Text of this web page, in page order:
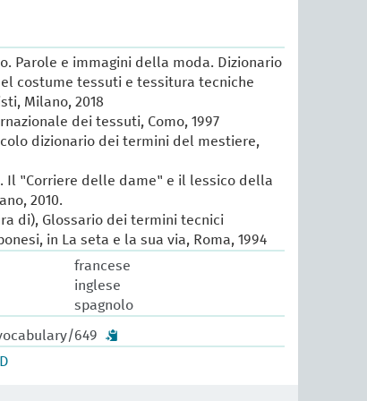
Parole e immagini della moda. Dizionario
costume tessuti e tessitura tecniche
Milano, 2018
dei tessuti, Como, 1997
dizionario dei termini del mestiere,
Il "Corriere delle dame" e il lessico della
2010.
di), Glossario dei termini tecnici
in La seta e la sua via, Roma, 1994
francese
inglese
spagnolo
649